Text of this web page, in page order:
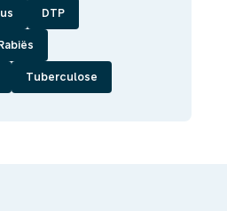
DTP
Rabiës
Tuberculose